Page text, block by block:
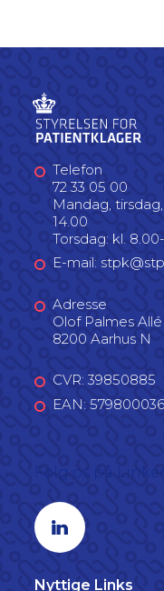
Telefon
72 33 05 00
Mandag,
14.00
Torsdag: kl.
E-mail:
Adresse
Olof Palmes Allé
8200 Aarhus N
CVR: 39850885
EAN:
Linkedin profil
Nyttige Links